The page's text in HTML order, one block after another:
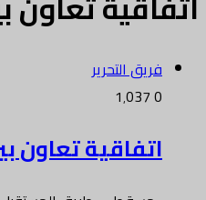
فريق التحرير
0
اتفاقية تعاون